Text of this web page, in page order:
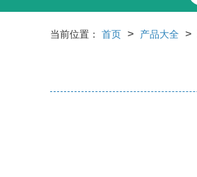
当前位置： 首页 > 产品大全 >